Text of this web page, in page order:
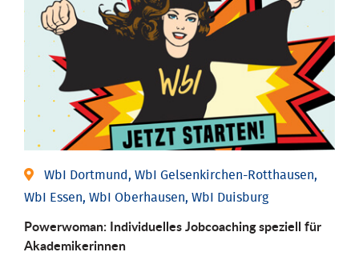
WbI Dortmund, WbI Gelsenkirchen-Rotthausen,
WbI Essen, WbI Oberhausen, WbI Duisburg
Powerwoman: Individu­elles Job­coaching speziell für
Aka­demiker­innen